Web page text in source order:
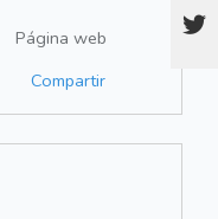
Página web
Compartir